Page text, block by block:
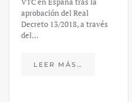
aprobación del Real
Decreto 13/2018, a través
del…
LEER MÁS…